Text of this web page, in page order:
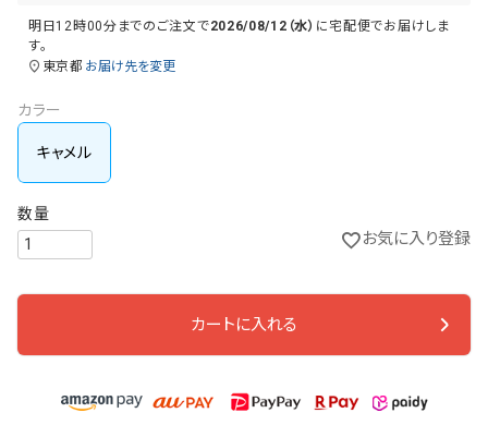
明日12時00分 までのご注文で2026/08/12（水） に宅配便でお届けしま
す。
東京都 お届け先を変更
カラー
キャメル
お気に入り登録
カートに入れる